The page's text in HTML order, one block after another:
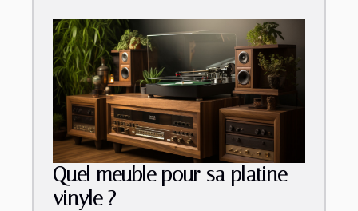
Quel meuble pour sa platine
vinyle ?